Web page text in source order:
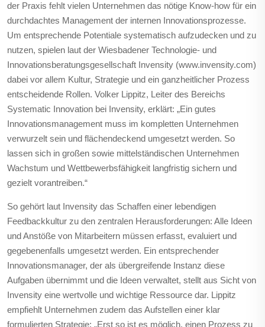
der Praxis fehlt vielen Unternehmen das nötige Know-how für ein
durchdachtes Management der internen Innovationsprozesse.
Um entsprechende Potentiale systematisch aufzudecken und zu
nutzen, spielen laut der Wiesbadener Technologie- und
Innovationsberatungsgesellschaft Invensity (www.invensity.com)
dabei vor allem Kultur, Strategie und ein ganzheitlicher Prozess
entscheidende Rollen. Volker Lippitz, Leiter des Bereichs
Systematic Innovation bei Invensity, erklärt: „Ein gutes
Innovationsmanagement muss im kompletten Unternehmen
verwurzelt sein und flächendeckend umgesetzt werden. So
lassen sich in großen sowie mittelständischen Unternehmen
Wachstum und Wettbewerbsfähigkeit langfristig sichern und
gezielt vorantreiben.“
So gehört laut Invensity das Schaffen einer lebendigen
Feedbackkultur zu den zentralen Herausforderungen: Alle Ideen
und Anstöße von Mitarbeitern müssen erfasst, evaluiert und
gegebenenfalls umgesetzt werden. Ein entsprechender
Innovationsmanager, der als übergreifende Instanz diese
Aufgaben übernimmt und die Ideen verwaltet, stellt aus Sicht von
Invensity eine wertvolle und wichtige Ressource dar. Lippitz
empfiehlt Unternehmen zudem das Aufstellen einer klar
formulierten Strategie: „Erst so ist es möglich, einen Prozess zu